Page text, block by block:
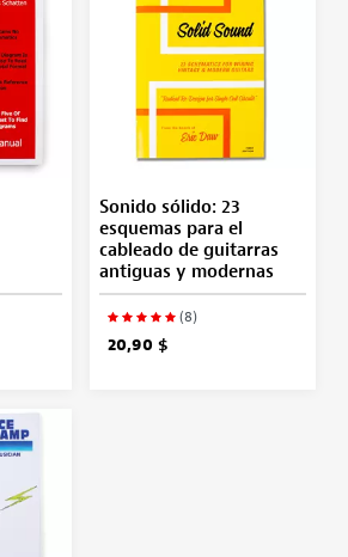
Sonido sólido: 23
esquemas para el
cableado de guitarras
antiguas y modernas
(8)
20,90 $